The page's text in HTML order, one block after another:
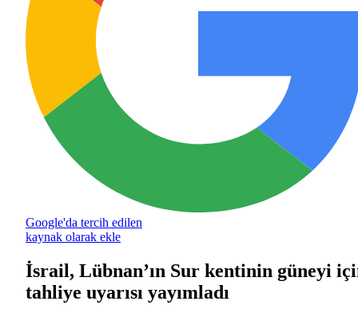
Google'da tercih edilen
kaynak olarak ekle
İsrail, Lübnan’ın Sur kentinin güneyi
tahliye uyarısı yayımladı